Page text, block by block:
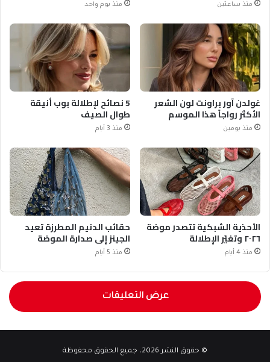
منذ ساعتين منذ يوم واحد
غولدن آور براونت لون الشعر
الأكثر رواجاً هذا الموسم
منذ يومين
5 نصائح لإطلالة بوب أنيقة
طوال الصيف
منذ 3 أيام
الأحذية الشبكية تتصدر موضة
٢٠٢٦ وتغيّر الإطلالة
منذ 4 أيام
حقائب الدنيم المطرزة تعيد
الجينز إلى صدارة الموضة
منذ 5 أيام
عرض التعليقات
© حقوق النشر 2026، جميع الحقوق محفوظة